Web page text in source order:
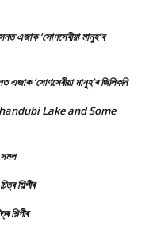
এজাক ‘সোণসেৰীয়া মানুহ’ৰ
এজাক ‘সোণসেৰীয়া মানুহ’ৰ জিলিকনি
Lake and Some
সমল
শিল্পীৰ
শিল্পীৰ